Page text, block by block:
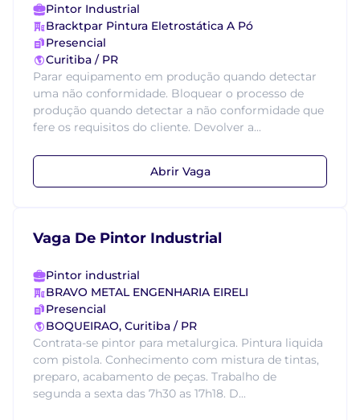
Pintor Industrial
Bracktpar Pintura Eletrostática A Pó
Presencial
Curitiba / PR
Parar equipamento em produção quando detectar
uma não conformidade. Bloquear o processo de
produção quando detectar a não conformidade que
fere os requisitos do cliente. Devolver a...
Abrir Vaga
Vaga De Pintor Industrial
Pintor industrial
BRAVO METAL ENGENHARIA EIRELI
Presencial
BOQUEIRAO, Curitiba / PR
Contrata-se pintor para metalurgica. Pintura liquida
com pistola. Conhecimento com mistura de tintas,
preparo, acabamento de peças. Trabalho de
segunda a sexta das 7h30 as 17h18. D...